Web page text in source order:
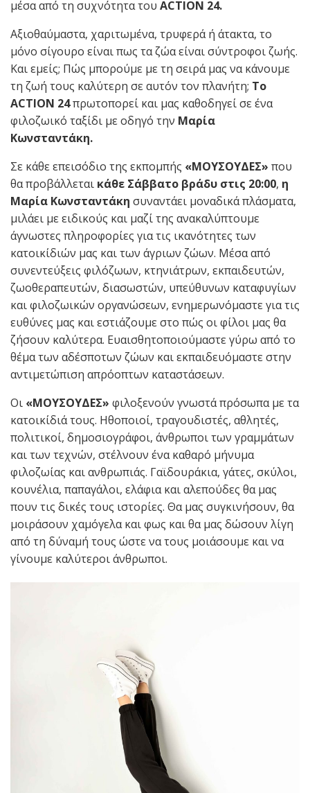
μέσα από τη συχνότητα του ACTION 24.
Αξιοθαύμαστα, χαριτωμένα, τρυφερά ή άτακτα, το
μόνο σίγουρο είναι πως τα ζώα είναι σύντροφοι ζωής.
Και εμείς; Πώς μπορούμε με τη σειρά μας να κάνουμε
τη ζωή τους καλύτερη σε αυτόν τον πλανήτη; Το
ACTION 24πρωτοπορεί και μας καθοδηγεί σε ένα
φιλοζωικό ταξίδι με οδηγό την Μαρία
Κωνσταντάκη.
Σε κάθε επεισόδιο της εκπομπής «ΜΟΥΣΟΥΔΕΣ» που
θα προβάλλεται κάθε Σάββατο βράδυ στις 20:00, η
Μαρία Κωνσταντάκη συναντάει μοναδικά πλάσματα,
μιλάει με ειδικούς και μαζί της ανακαλύπτουμε
άγνωστες πληροφορίες για τις ικανότητες των
κατοικίδιών μας και των άγριων ζώων. Μέσα από
συνεντεύξεις φιλόζωων, κτηνιάτρων, εκπαιδευτών,
ζωοθεραπευτών, διασωστών, υπεύθυνων καταφυγίων
και φιλοζωικών οργανώσεων, ενημερωνόμαστε για τις
ευθύνες μας και εστιάζουμε στο πώς οι φίλοι μας θα
ζήσουν καλύτερα. Ευαισθητοποιούμαστε γύρω από το
θέμα των αδέσποτων ζώων και εκπαιδευόμαστε στην
αντιμετώπιση απρόοπτων καταστάσεων.
Οι «ΜΟΥΣΟΥΔΕΣ» φιλοξενούν γνωστά πρόσωπα με τα
κατοικίδιά τους. Ηθοποιοί, τραγουδιστές, αθλητές,
πολιτικοί, δημοσιογράφοι, άνθρωποι των γραμμάτων
και των τεχνών, στέλνουν ένα καθαρό μήνυμα
φιλοζωίας και ανθρωπιάς. Γαϊδουράκια, γάτες, σκύλοι,
κουνέλια, παπαγάλοι, ελάφια και αλεπούδες θα μας
πουν τις δικές τους ιστορίες. Θα μας συγκινήσουν, θα
μοιράσουν χαμόγελα και φως και θα μας δώσουν λίγη
από τη δύναμή τους ώστε να τους μοιάσουμε και να
γίνουμε καλύτεροι άνθρωποι.